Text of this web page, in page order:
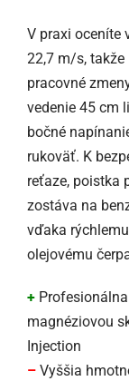
V praxi oceníte
22,7 m/s,
pracovné
vedenie 45 cm
bočné
rukoväť. K
reťaze, poistka
zostáva na
vďaka
olejovému
+
magnéziovou
Injection
– Vyššia